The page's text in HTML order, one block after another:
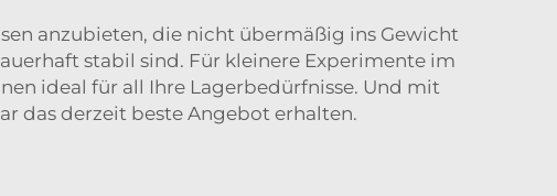
anzubieten, die nicht übermäßig ins Gewicht
stabil sind. Für kleinere Experimente im
ideal für all Ihre Lagerbedürfnisse. Und mit
das derzeit beste Angebot erhalten.